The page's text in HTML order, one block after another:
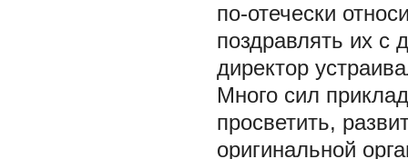
по-отечески
поздравлять их с
директор
Много сил
просветить,
оригинальной